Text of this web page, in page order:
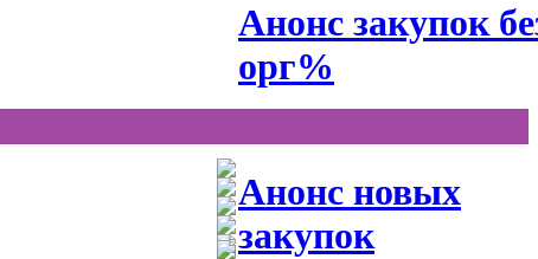
Анонс закупок
орг%
Анонс новых
закупок